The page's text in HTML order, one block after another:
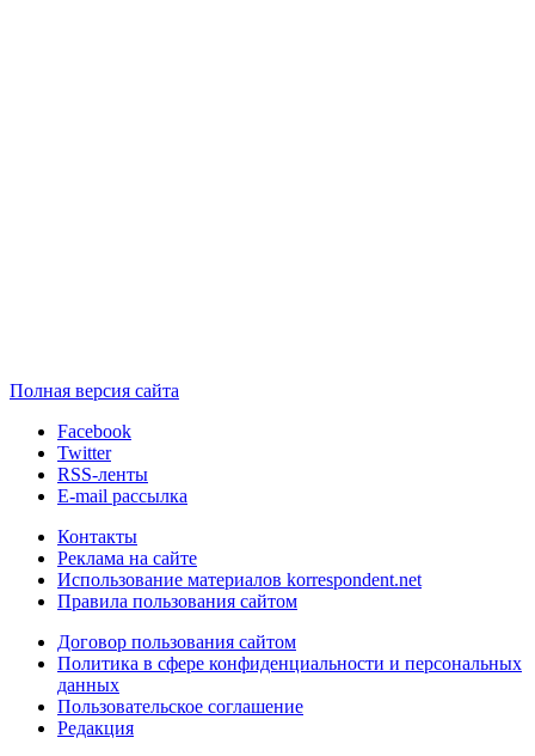
Полная версия сайта
Facebook
Twitter
RSS-ленты
E-mail рассылка
Контакты
Реклама на сайте
Использование материалов korrespondent.net
Правила пользования сайтом
Договор пользования сайтом
Политика в сфере конфиденциальности и персональных
данных
Пользовательское соглашение
Редакция